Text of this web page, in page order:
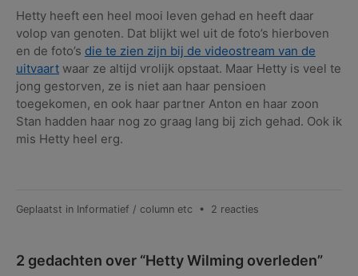
Hetty heeft een heel mooi leven gehad en heeft daar
volop van genoten. Dat blijkt wel uit de foto’s hierboven
en de foto’s die te zien zijn bij de videostream van de
uitvaart waar ze altijd vrolijk opstaat. Maar Hetty is veel te
jong gestorven, ze is niet aan haar pensioen
toegekomen, en ook haar partner Anton en haar zoon
Stan hadden haar nog zo graag lang bij zich gehad. Ook ik
mis Hetty heel erg.
Geplaatst in Informatief / column etc • 2 reacties
overleden
2 gedachten over “Hetty Wilming overleden”